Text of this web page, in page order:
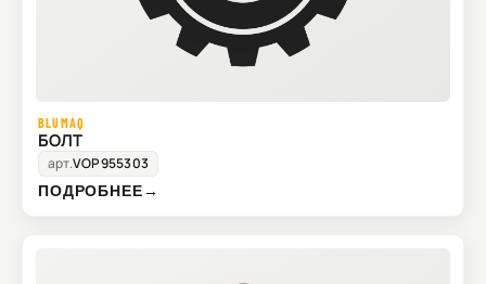
BLUMAQ
БОЛТ
арт.VOP955303
ПОДРОБНЕЕ→